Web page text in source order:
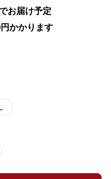
お届け予定
円かかります